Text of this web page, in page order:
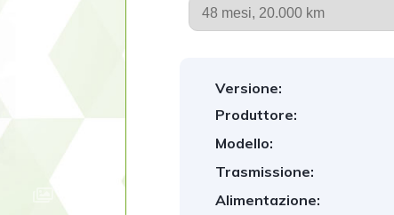
Versione:
Produttore:
Modello:
Trasmissione:
Alimentazione: